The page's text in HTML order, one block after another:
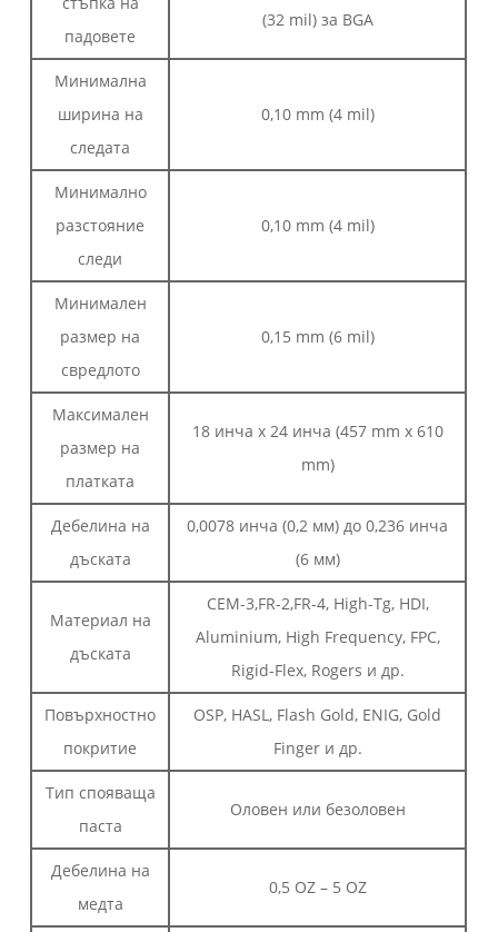
падовете
(32 mil) за BGA
Минимална
ширина на
следата
0,10 mm (4 mil)
Минимално
разстояние
следи
0,10 mm (4 mil)
Минимален
размер на
свредлото
0,15 mm (6 mil)
Максимален
размер на
платката
18 инча x 24 инча (457 mm x 610
mm)
Дебелина на
дъската
0,0078 инча (0,2 мм) до 0,236 инча
(6 мм)
Материал на
дъската
CEM-3,FR-2,FR-4, High-Tg, HDI,
Aluminium, High Frequency, FPC,
Rigid-Flex, Rogers и др.
Повърхностно
покритие
OSP, HASL, Flash Gold, ENIG, Gold
Finger и др.
Тип спояваща
паста
Оловен или безоловен
Дебелина на
медта
0,5 OZ – 5 OZ